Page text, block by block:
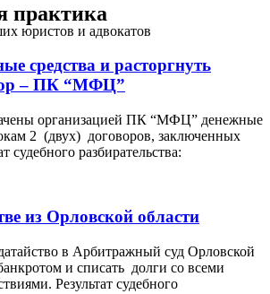
практика
юристов и адвокатов
средства и расторгнуть
– ПК “МФЦ”
организацией ПК “МФЦ” денежные
2 (двух) договоров, заключенных
судебного разбирательства:
из Орловской области
в Арбитражный суд Орловской
и списать долги со всеми
Результат судебного